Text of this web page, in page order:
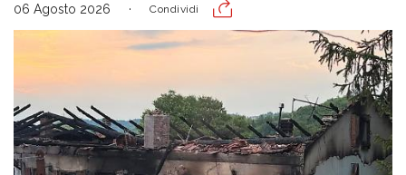
06 Agosto 2026 Condividi